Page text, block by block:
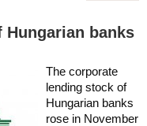
banks
The corporate
lending stock of
Hungarian banks
rose in November